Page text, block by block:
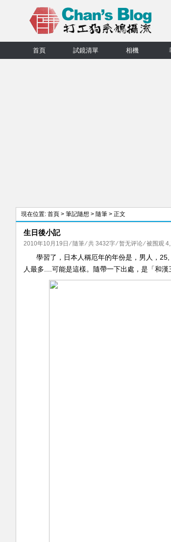
首頁 試鏡清單 相機
現在位置: 首頁 > 筆記隨想 > 隨筆 > 正文
生日後小記
2010年10月19日 ⁄隨筆⁄ 共 3432字⁄暂无评论⁄ 被围观
學習了，日本人稱厄年的年份是，男人，
人最多....可能是這樣。隨帶一下出處，是「和漢